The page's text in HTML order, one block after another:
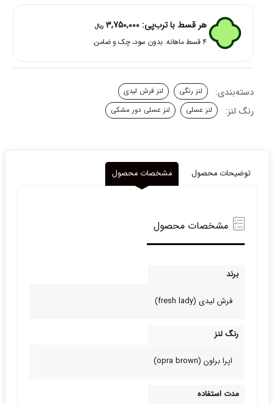
دوردار
فرش
عدد
هر قسط با ترب‌پی: 3,750,000 ریال
۴ قسط ماهانه. بدون سود، چک و ضامن.
دسته‌بندی: لنز رنگی لنز فرش لیدی
رنگ لنز: لنز عسلی لنز عسلی دور مشکی
توضیحات محصول مشخصات محصول
مشخصات محصول
برند
فرش لیدی (fresh lady)
رنگ لنز
اپرا براون (opra brown)
مدت استفاده